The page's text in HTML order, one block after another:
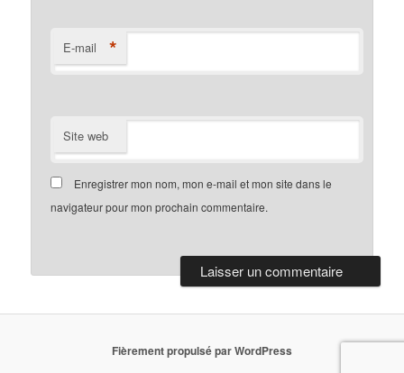
E-mail *
Site web
Enregistrer mon nom, mon e-mail et mon site dans le
navigateur pour mon prochain commentaire.
Fièrement propulsé par WordPress